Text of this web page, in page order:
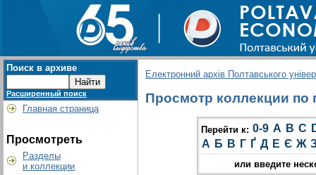
Поиск в архиве
Расширенный поиск
Главная страница
Просмотреть
Разделы
и коллекции
Електронний архів Полтавського
Просмотр коллекции по
Перейти к: 0-9 A B C
А Б В Г Ґ Д Е Є Ж
или введите